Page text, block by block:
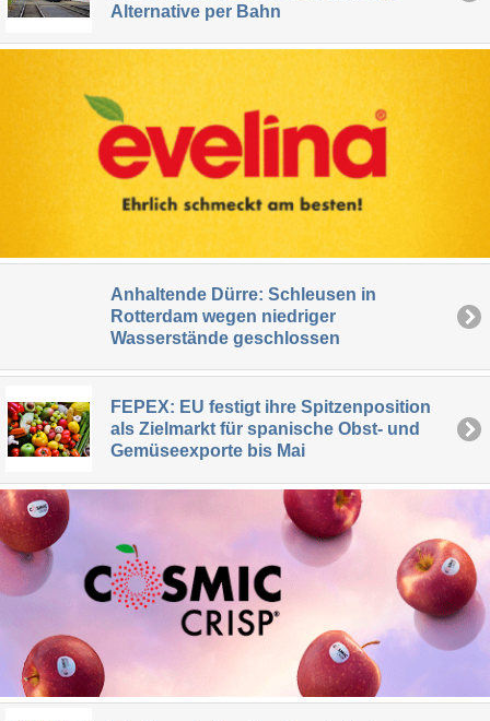
Alternative per Bahn
Anhaltende Dürre: Schleusen in
Rotterdam wegen niedriger
Wasserstände geschlossen
FEPEX: EU festigt ihre Spitzenposition
als Zielmarkt für spanische Obst- und
Gemüseexporte bis Mai